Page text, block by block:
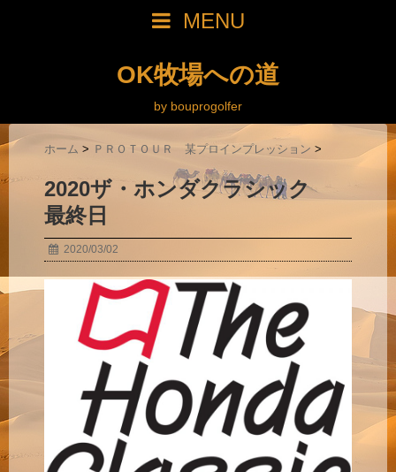
MENU
OK牧場への道
by bouprogolfer
ホーム > ＰＲＯＴＯＵＲ 某プロインプレッション >
2020ザ・ホンダクラシック
最終日
2020/03/02